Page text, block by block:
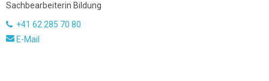
Sachbearbeiterin Bildung
+41 62 285 70 80
E-Mail